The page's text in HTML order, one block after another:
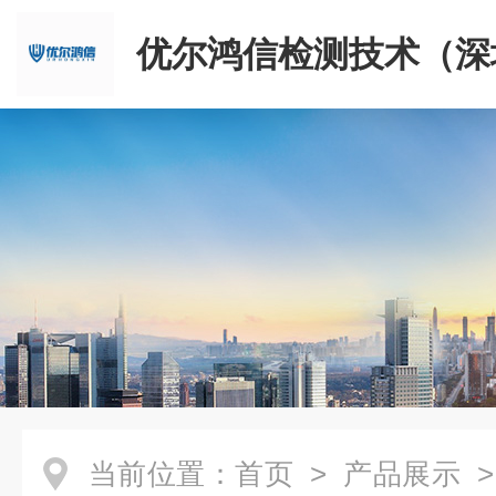
优尔鸿信检测技术（
限公司
当前位置： 首页 > 产品展示